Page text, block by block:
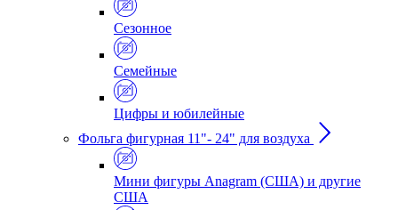
Сезонное
Семейные
Цифры и юбилейные
Фольга фигурная 11"- 24" для воздуха
Мини фигуры Anagram (США) и другие
США